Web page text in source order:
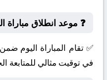
❓ موعد انطلاق مباراة
✅ تقام المباراة اليوم
في توقيت مثالي للمتابعة